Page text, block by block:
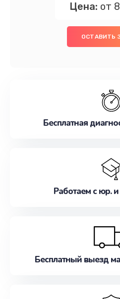
Цена: от
ОСТАВИТЬ
Бесплатная
Работаем с юр.
Бесплатный выезд